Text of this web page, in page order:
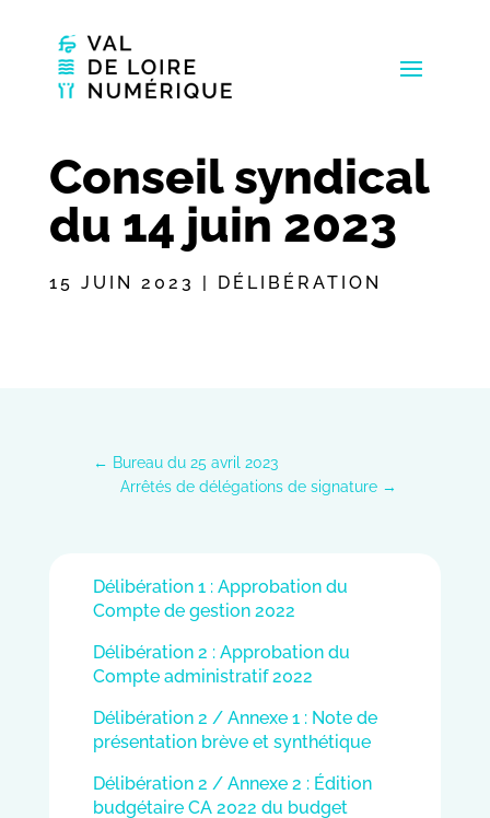
Conseil syndical
du 14 juin 2023
15 JUIN 2023 | DÉLIBÉRATION
← Bureau du 25 avril 2023
Arrêtés de délégations de signature →
Délibération 1 : Approbation du
Compte de gestion 2022
Délibération 2 : Approbation du
Compte administratif 2022
Délibération 2 / Annexe 1 : Note de
présentation brève et synthétique
Délibération 2 / Annexe 2 : Édition
budgétaire CA 2022 du budget